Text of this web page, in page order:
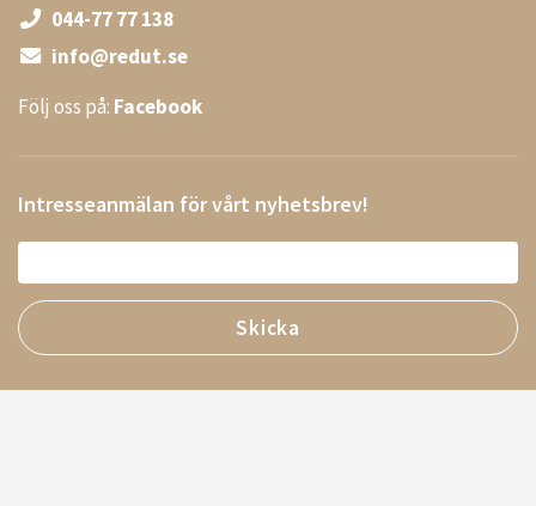
044-77 77 138
info@redut.se
Följ oss på: Facebook
Intresseanmälan för vårt nyhetsbrev!